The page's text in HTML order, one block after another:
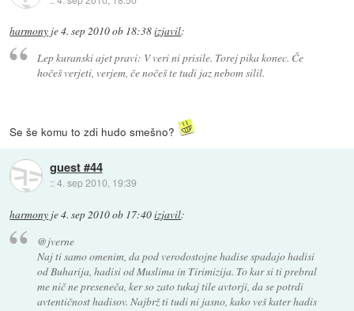
harmony je4. sep 2010 ob 18:38izjavil:
Lep kuranski ajet pravi: V veri ni prisile. Torej pika konec. Če
hočeš verjeti, verjem, če nočeš te tudi jaz nebom silil.
Se še komu to zdi hudo smešno?
guest #44
::4. sep 2010, 19:39
harmony je4. sep 2010 ob 17:40izjavil:
@jverne
Naj ti samo omenim, da pod verodostojne hadise spadajo hadisi
od Buharija, hadisi od Muslima in Tirimizija. To kar si ti prebral
me nič ne preseneča, ker so zato tukaj tile avtorji, da se potrdi
avtentičnost hadisov. Najbrž ti tudi ni jasno, kako veš kater hadis